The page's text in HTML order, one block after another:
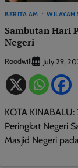
BERITA AM WILAYAH
Sambutan Hari
Negeri
Roodwill July 29,
KOTA
Peringkat Negeri
Masjid Negeri